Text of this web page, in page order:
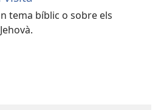
tema bíblic o sobre els